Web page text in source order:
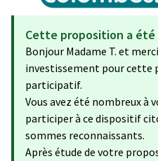
Cette proposition a été
Bonjour Madame T. et
investissement pour cette
participatif.
Vous avez été nombreux à
participer à ce dispositif
sommes reconnaissants.
Après étude de votre